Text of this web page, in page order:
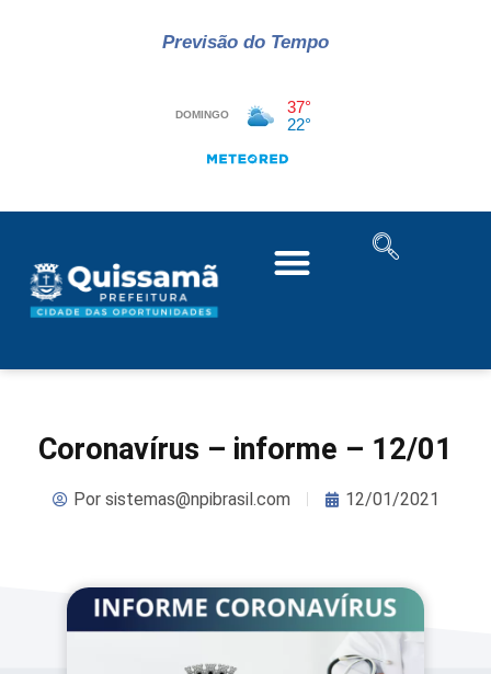
Previsão do Tempo
Coronavírus – informe – 12/01
Porsistemas@npibrasil.com 12/01/2021